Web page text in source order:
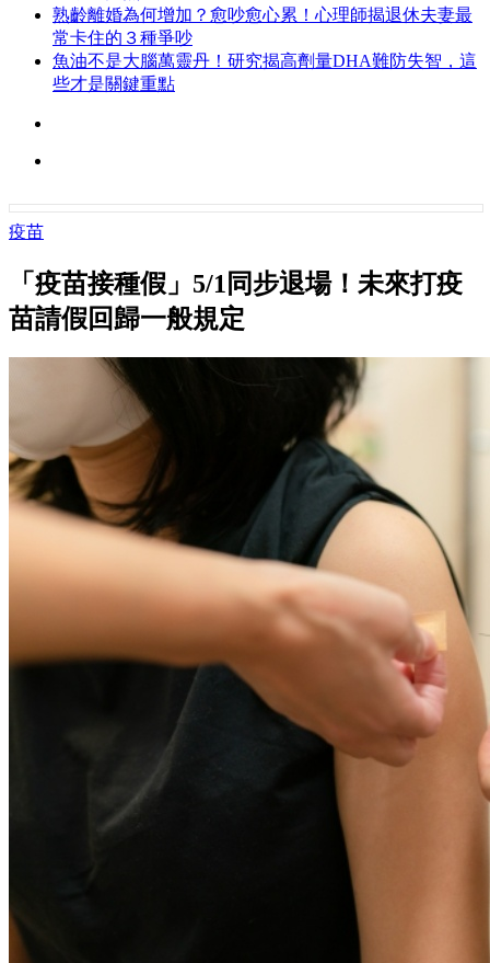
熟齡離婚為何增加？愈吵愈心累！心理師揭退休夫妻最
常卡住的３種爭吵
魚油不是大腦萬靈丹！研究揭高劑量DHA難防失智，這
些才是關鍵重點
疫苗
「疫苗接種假」5/1同步退場！未來打疫
苗請假回歸一般規定